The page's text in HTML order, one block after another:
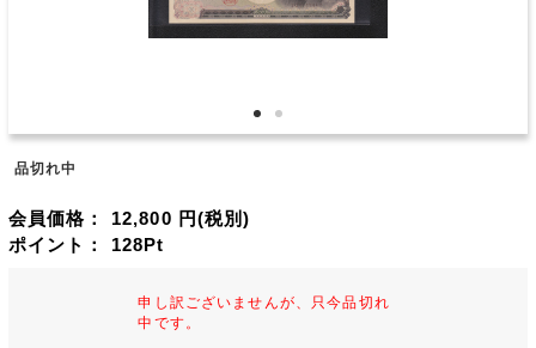
品切れ中
会員価格： 12,800 円(税別)
ポイント： 128Pt
申し訳ございませんが、只今品切れ
中です。